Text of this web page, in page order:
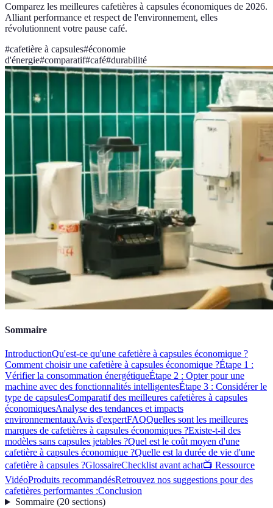
Comparez les meilleures cafetières à capsules économiques de 2026.
Alliant performance et respect de l'environnement, elles
révolutionnent votre pause café.
#cafetière à capsules#économie
d'énergie#comparatif#café#durabilité
Sommaire
IntroductionQu'est-ce qu'une cafetière à capsules économique ?
Comment choisir une cafetière à capsules économique ?Étape 1 :
Vérifier la consommation énergétiqueÉtape 2 : Opter pour une
machine avec des fonctionnalités intelligentesÉtape 3 : Considérer le
type de capsulesComparatif des meilleures cafetières à capsules
économiquesAnalyse des tendances et impacts
environnementauxAvis d'expertFAQQuelles sont les meilleures
marques de cafetières à capsules économiques ?Existe-t-il des
modèles sans capsules jetables ?Quel est le coût moyen d'une
cafetière à capsules économique ?Quelle est la durée de vie d'une
cafetière à capsules ?GlossaireChecklist avant achat📺 Ressource
VidéoProduits recommandésRetrouvez nos suggestions pour des
cafetières performantes :Conclusion
Sommaire(20 sections)